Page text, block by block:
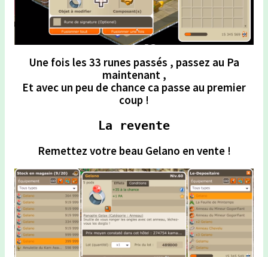
Une fois les 33 runes passés , passez au Pa
maintenant ,
Et avec un peu de chance ca passe au premier
coup !
La revente
Remettez votre beau Gelano en vente !